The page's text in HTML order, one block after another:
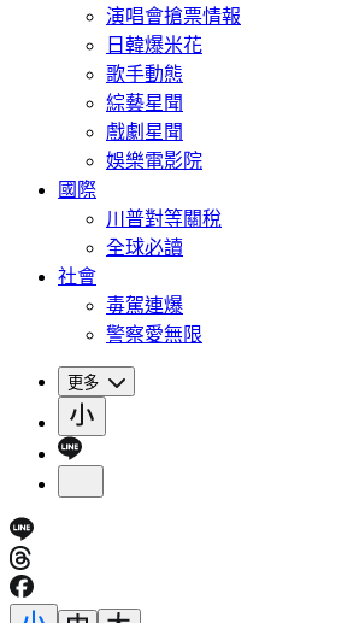
演唱會搶票情報
日韓爆米花
歌手動態
綜藝星聞
戲劇星聞
娛樂電影院
國際
川普對等關稅
全球必讀
社會
毒駕連爆
警察愛無限
更多